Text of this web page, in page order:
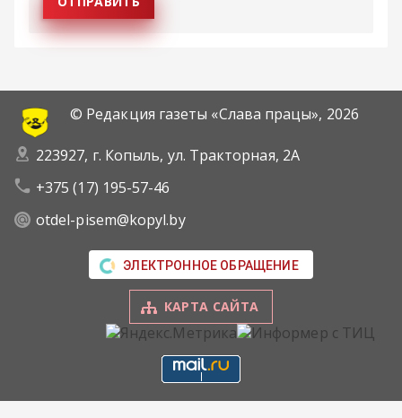
© Редакция газеты «Слава працы», 2026
223927, г. Копыль, ул. Тракторная, 2А
+375 (17) 195-57-46
otdel-pisem@kopyl.by
ЭЛЕКТРОННОЕ ОБРАЩЕНИЕ
КАРТА САЙТА